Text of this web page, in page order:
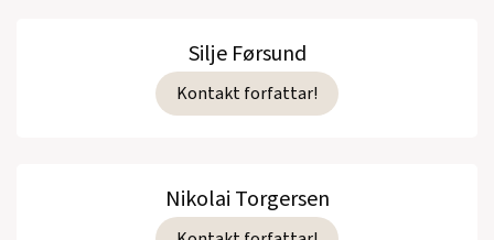
Silje Førsund
Kontakt forfattar!
Nikolai Torgersen